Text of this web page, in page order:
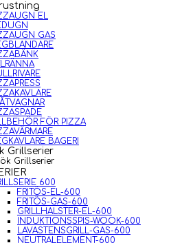
EL
GAS
FÖR PIZZA
BAGERI
Grillserier
600
FRITÖS-EL-600
FRITÖS-GAS-600
GRILLHALSTER-EL-600
INDUKTIONSSPIS-WOOK-600
LAVASTENSGRILL-GAS-600
NEUTRALELEMENT-600